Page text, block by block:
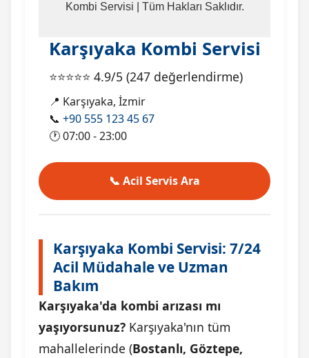
Kombi Servisi | Tüm Hakları Saklıdır.
Karşıyaka Kombi Servisi
⭐⭐⭐⭐⭐ 4.9/5 (247değerlendirme)
📍 Karşıyaka, İzmir
📞 +90 555 123 45 67
🕐07:00 - 23:00
📞 Acil Servis Ara
Karşıyaka Kombi Servisi: 7/24
Acil Müdahale ve Uzman
Bakım
Karşıyaka'da kombi arızası mı
yaşıyorsunuz? Karşıyaka'nın tüm
mahallelerinde (Bostanlı, Göztepe,